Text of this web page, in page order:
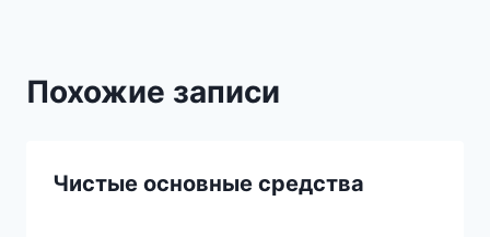
Похожие записи
Чистые основные средства